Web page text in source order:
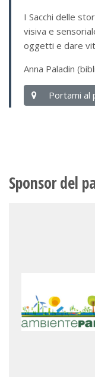
I Sacchi delle
visiva e
oggetti e dare
Anna Paladin
Portami al
Sponsor del